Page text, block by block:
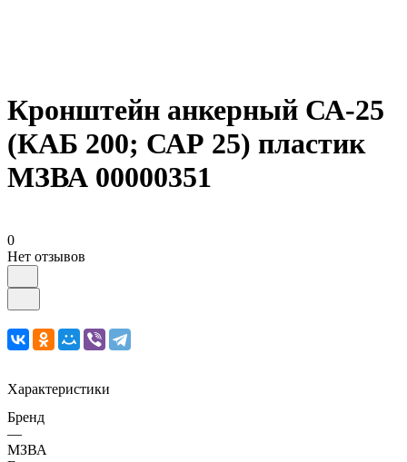
Кронштейн анкерный СА-25
(КАБ 200; САР 25) пластик
МЗВА 00000351
0
Нет отзывов
Характеристики
Бренд
—
МЗВА